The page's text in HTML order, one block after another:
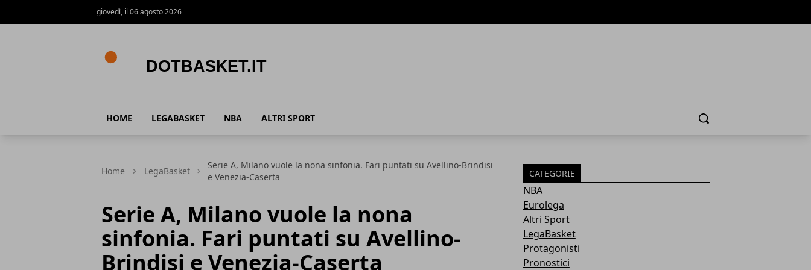
giovedì, il 06 agosto 2026
HOME LEGABASKET NBA ALTRI SPORT Cerca
Home LegaBasket
Serie A, Milano vuole la nona sinfonia. Fari puntati su Avellino-Brindisi
e Venezia-Caserta
Serie A, Milano vuole la nona
sinfonia. Fari puntati su Avellino-
Brindisi e Venezia-Caserta
CATEGORIE
NBA
Eurolega
Altri Sport
LegaBasket
Protagonisti
Pronostici